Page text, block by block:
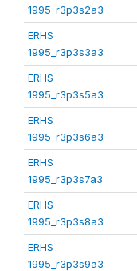
1995_r3p3s2a3
ERHS
1995_r3p3s3a3
ERHS
1995_r3p3s5a3
ERHS
1995_r3p3s6a3
ERHS
1995_r3p3s7a3
ERHS
1995_r3p3s8a3
ERHS
1995_r3p3s9a3